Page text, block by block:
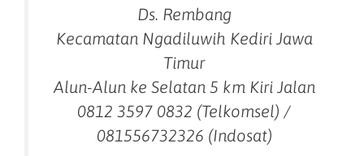
Ds. Rembang
Kecamatan Ngadiluwih Kediri Jawa
Timur
Alun-Alun ke Selatan 5 km Kiri Jalan
0812 3597 0832 (Telkomsel) /
081556732326 (Indosat)